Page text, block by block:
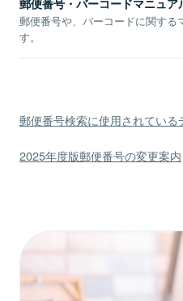
郵便番号・バーコードマニュア
郵便番号や、バーコードに関する
す。
郵便番号検索に使用されている
2025年度版郵便番号の変更案内